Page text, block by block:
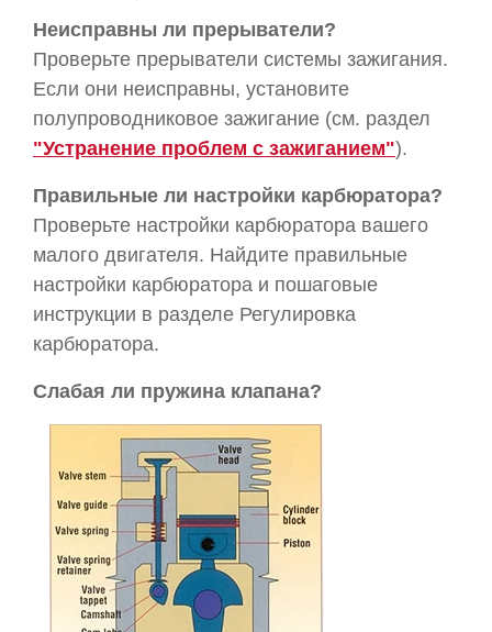
Неисправны ли прерыватели?
Проверьте прерыватели системы зажигания.
Если они неисправны, установите
полупроводниковое зажигание (см. раздел
"Устранение проблем с зажиганием").
Правильные ли настройки карбюратора?
Проверьте настройки карбюратора вашего
малого двигателя. Найдите правильные
настройки карбюратора и пошаговые
инструкции в разделе Регулировка
карбюратора.
Слабая ли пружина клапана?